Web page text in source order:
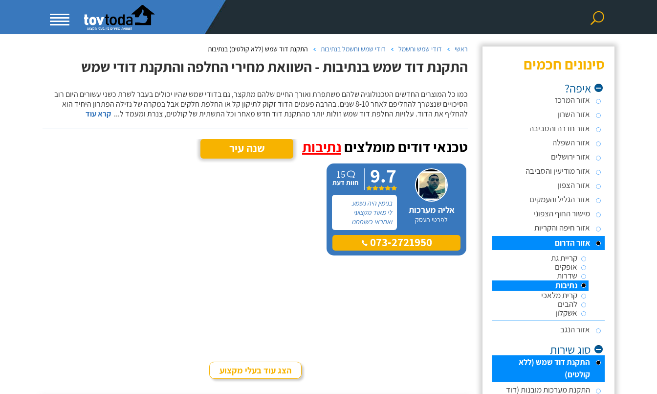
סינונים חכמים
איפה?
אזור המרכז
אזור השרון
אזור חדרה והסביבה
אזור השפלה
אזור ירושלים
אזור מודיעין והסביבה
אזור הצפון
אזור הגליל והעמקים
מישור החוף הצפוני
אזור חיפה והקריות
אזור הדרום
קריית גת
אופקים
שדרות
נתיבות
קרית מלאכי
להבים
אשקלון
אזור הנגב
סוג שירות
התקנת דוד שמש (ללא
קולטים)
התקנת מערכות מובנות (דוד
ראשי דודי שמש וחשמל דודי שמש וחשמל בנתיבות התקנת דוד שמש (ללא קולטים) בנתיבות
התקנת דוד שמש בנתיבות - השוואת מחירי החלפה והתקנת דודי שמש
כמו כל המוצרים החדשים הטכנולוגיה שלהם משתפרת ואורך החיים שלהם מתקצר, גם בדודי שמש שהיו יכולים בעבר לשרת כשני עשורים היום רוב
הסיכויים שנצטרך להחליפם לאחר 8-10 שנים. בהרבה פעמים הדוד זקוק לתיקון קל או החלפת חלקים אבל במקרה של נזילה הפתרון היחיד הוא
להחליף את הדוד. עלויות החלפת דוד שמש זולות יותר מהתקנת דוד חדש מאחר וכל התשתית של קולטים, צנרת ומעמד ל... קרא עוד
טכנאי דודים מומלצים נתיבות שנה עיר
אליה מערכות
לפרטי העסק
9.7
15
חוות דעת
בנימין היה נשמע
לי מאוד מקצועי
ואחראי כשוחחנו
בטלפון לכן, הזמנתי
אותו להחלפת דוד
שמש וקולטים בבניין בו073-2721950
הצג עוד בעלי מקצוע